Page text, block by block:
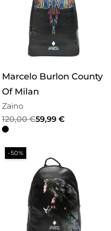
Marcelo Burlon County
Of Milan
Zaino
120,00€
Il
prezzo
originale
era:
59,99 €
Il
prezzo
attuale
è:
-50%